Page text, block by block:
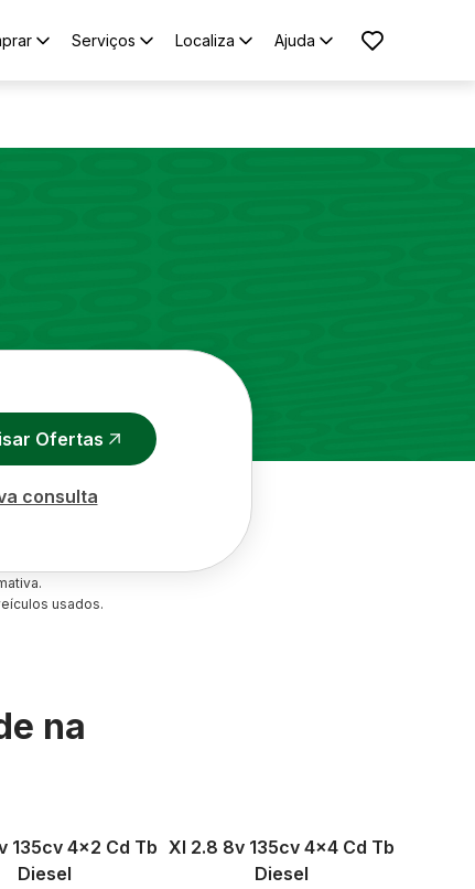
Serviços Localiza Ajuda
Ofertas
consulta
usados.
na
135cv 4x2 Cd Tb
Diesel
Xl 2.8 8v 135cv 4x4 Cd Tb
Diesel